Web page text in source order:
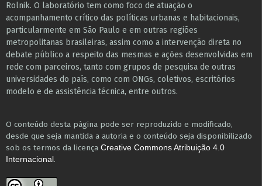
Rolnik. O laboratório tem como foco de atuação o
acompanhamento crítico das políticas urbanas e habitacionais,
particularmente em São Paulo e ​em outras regiões
metropolitanas brasileiras, assim como a intervenção direta no
debate público a respeito das mesmas e ações desenvolvidas em
r​e​de com parceiros, tanto com grupos de pesquisa ​de outras
universidades do país, como com ONGs, coletivos, escritórios
modelo e de assistência técnica​, entre outros​.
O conteúdo desta página pode ser reproduzido e modificado,
desde que seja mantida a autoria e o conteúdo seja disponibilizado
sob os termos da licença Creative Commons Atribuição 4.0
Internacional .